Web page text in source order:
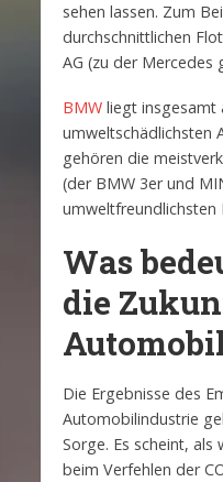
sehen lassen. Zum
durchschnittlichen
AG (zu der Mercedes
BMWliegt insgesamt
umweltschädlichsten
gehören die
(der BMW 3er und
Was
die
Die Ergebnisse des
Automobilindustrie
Sorge. Es scheint,
beim Verfehlen der